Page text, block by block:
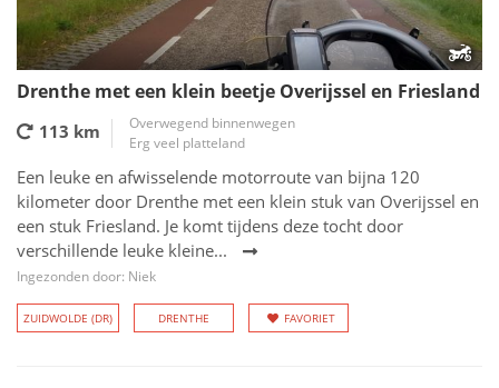
Drenthe met een klein beetje Overijssel en Friesland
113 km
Overwegend binnenwegen
Erg veel platteland
Een leuke en afwisselende motorroute van bijna 120
kilometer door Drenthe met een klein stuk van Overijssel en
een stuk Friesland. Je komt tijdens deze tocht door
verschillende leuke kleine...
Ingezonden door: Niek
ZUIDWOLDE (DR) DRENTHE FAVORIET